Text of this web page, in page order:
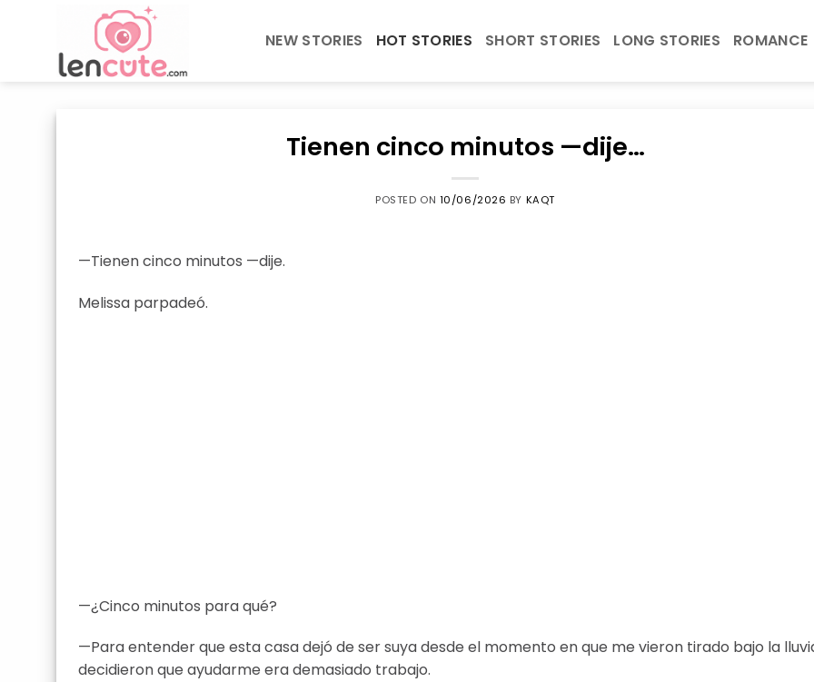
NEW STORIES HOT STORIES SHORT STORIES LONG STORIES ROMANCE
Tienen cinco minutos —dije…
POSTED ON 10/06/2026 BY KAQT
—Tienen cinco minutos —dije.
Melissa parpadeó.
—¿Cinco minutos para qué?
—Para entender que esta casa dejó de ser suya desde el momento en que me vieron tirado bajo la
decidieron que ayudarme era demasiado trabajo.